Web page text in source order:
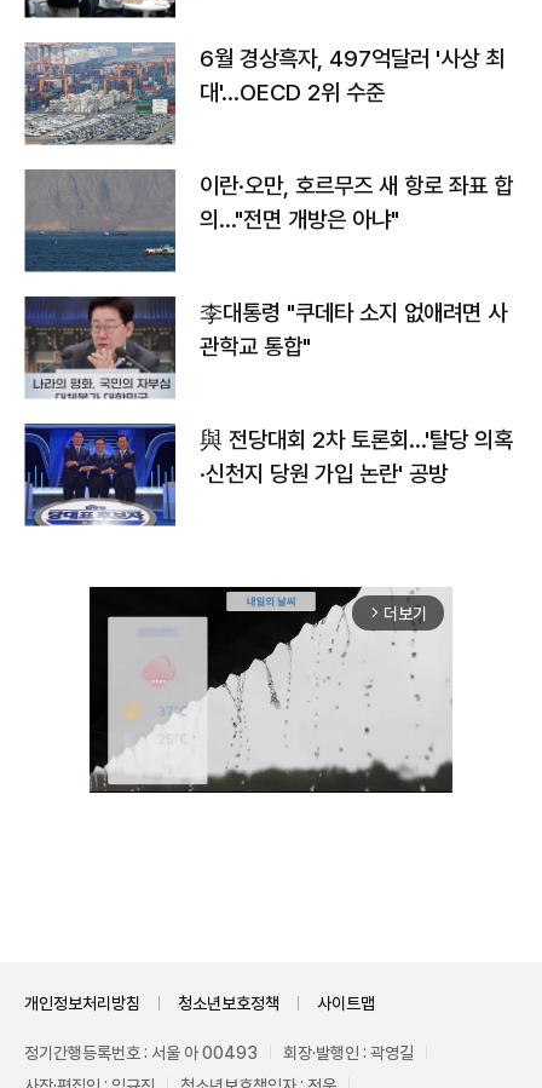
6월 경상흑자, 497억달러 '사상 최
대'…OECD 2위 수준
이란·오만, 호르무즈 새 항로 좌표 합
의…"전면 개방은 아냐"
李대통령 "쿠데타 소지 없애려면 사
관학교 통합"
與 전당대회 2차 토론회…'탈당 의혹
·신천지 당원 가입 논란' 공방
arrow_forward_ios 더보기
개인정보처리방침 청소년보호정책 사이트맵
정기간행등록번호 : 서울 아 00493
회장·발행인 : 곽영길